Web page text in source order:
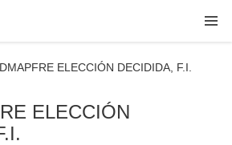
ELECCIÓN DECIDIDA, F.I.
ELECCIÓN